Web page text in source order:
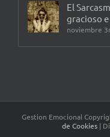
El
gracioso
noviembre
Gestion Emocional
de Cookies |